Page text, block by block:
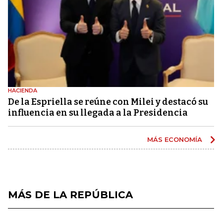
HACIENDA
De la Espriella se reúne con Milei y destacó su
influencia en su llegada a la Presidencia
MÁS ECONOMÍA
MÁS DE LA REPÚBLICA